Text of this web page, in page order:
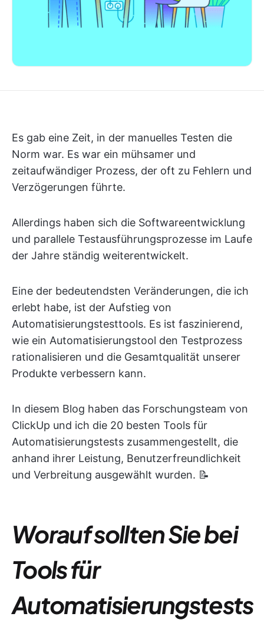
Es gab eine Zeit, in der manuelles Testen die
Norm war. Es war ein mühsamer und
zeitaufwändiger Prozess, der oft zu Fehlern und
Verzögerungen führte.
Allerdings haben sich die Softwareentwicklung
und parallele Testausführungsprozesse im Laufe
der Jahre ständig weiterentwickelt.
Eine der bedeutendsten Veränderungen, die ich
erlebt habe, ist der Aufstieg von
Automatisierungstesttools. Es ist faszinierend,
wie ein Automatisierungstool den Testprozess
rationalisieren und die Gesamtqualität unserer
Produkte verbessern kann.
In diesem Blog haben das Forschungsteam von
ClickUp und ich die 20 besten Tools für
Automatisierungstests zusammengestellt, die
anhand ihrer Leistung, Benutzerfreundlichkeit
und Verbreitung ausgewählt wurden. 📝
Worauf sollten Sie bei
Tools für
Automatisierungstests